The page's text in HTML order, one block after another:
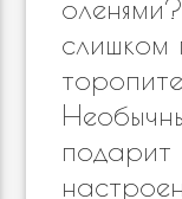
слишком
подарит